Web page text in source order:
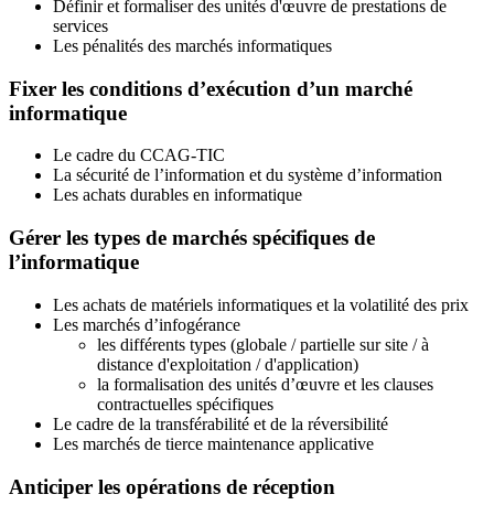
Définir et formaliser des unités d'œuvre de prestations de
services
Les pénalités des marchés informatiques
Fixer les conditions d’exécution d’un marché
informatique
Le cadre du CCAG-TIC
La sécurité de l’information et du système d’information
Les achats durables en informatique
Gérer les types de marchés spécifiques de
l’informatique
Les achats de matériels informatiques et la volatilité des prix
Les marchés d’infogérance
les différents types (globale / partielle sur site / à
distance d'exploitation / d'application)
la formalisation des unités d’œuvre et les clauses
contractuelles spécifiques
Le cadre de la transférabilité et de la réversibilité
Les marchés de tierce maintenance applicative
Anticiper les opérations de réception